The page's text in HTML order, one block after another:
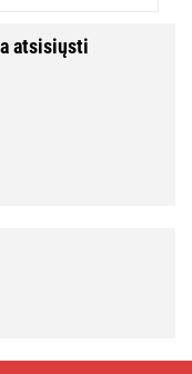
atsisiųsti